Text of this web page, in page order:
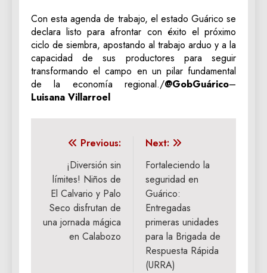
‎Con esta agenda de trabajo, el estado Guárico se
declara listo para afrontar con éxito el próximo
ciclo de siembra, apostando al trabajo arduo y a la
capacidad de sus productores para seguir
transformando el campo en un pilar fundamental
de la economía regional./@GobGuárico–
Luisana Villarroel
Navegación
entradas
Previous:
¡Diversión sin
límites! Niños de
El Calvario y Palo
Seco disfrutan de
una jornada mágica
en Calabozo
Next:
‎Fortaleciendo la
seguridad en
Guárico:
Entregadas
primeras unidades
para la Brigada de
Respuesta Rápida
(URRA)